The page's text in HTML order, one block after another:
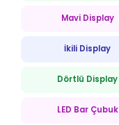
Mavi Display
İkili Display
Dörtlü Display
LED Bar Çubuk